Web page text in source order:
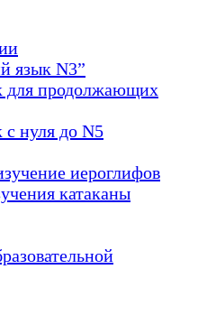
язык N3”
для продолжающих
нуля до N5
иероглифов
катаканы